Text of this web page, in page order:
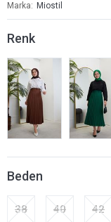
Marka
Miostil
Renk
Beden
38 40 42